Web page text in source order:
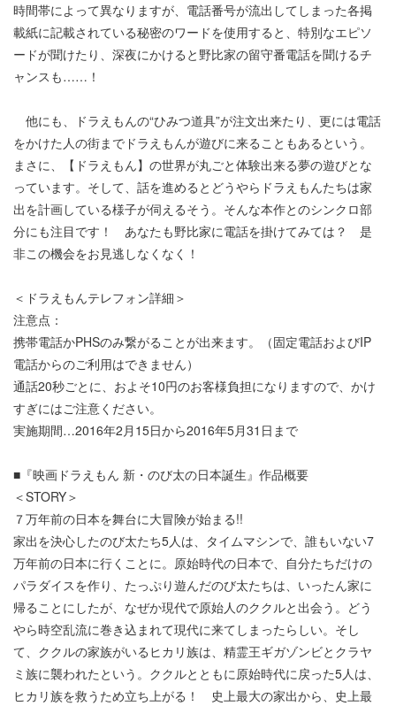
時間帯によって異なりますが、電話番号が流出してしまった各掲
載紙に記載されている秘密のワードを使用すると、特別なエピソ
ードが聞けたり、深夜にかけると野比家の留守番電話を聞けるチ
ャンスも……！
他にも、ドラえもんの“ひみつ道具”が注文出来たり、更には電話
をかけた人の街までドラえもんが遊びに来ることもあるという。
まさに、【ドラえもん】の世界が丸ごと体験出来る夢の遊びとな
っています。そして、話を進めるとどうやらドラえもんたちは家
出を計画している様子が伺えるそう。そんな本作とのシンクロ部
分にも注目です！ あなたも野比家に電話を掛けてみては？ 是
非この機会をお見逃しなくなく！
＜ドラえもんテレフォン詳細＞
注意点：
携帯電話かPHSのみ繋がることが出来ます。（固定電話およびIP
電話からのご利用はできません）
通話20秒ごとに、およそ10円のお客様負担になりますので、かけ
すぎにはご注意ください。
実施期間…2016年2月15日から2016年5月31日まで
■『映画ドラえもん 新・のび太の日本誕生』作品概要
＜STORY＞
７万年前の日本を舞台に大冒険が始まる!!
家出を決心したのび太たち5人は、タイムマシンで、誰もいない7
万年前の日本に行くことに。原始時代の日本で、自分たちだけの
パラダイスを作り、たっぷり遊んだのび太たちは、いったん家に
帰ることにしたが、なぜか現代で原始人のククルと出会う。どう
やら時空乱流に巻き込まれて現代に来てしまったらしい。そし
て、ククルの家族がいるヒカリ族は、精霊王ギガゾンビとクラヤ
ミ族に襲われたという。ククルとともに原始時代に戻った5人は、
ヒカリ族を救うため立ち上がる！ 史上最大の家出から、史上最